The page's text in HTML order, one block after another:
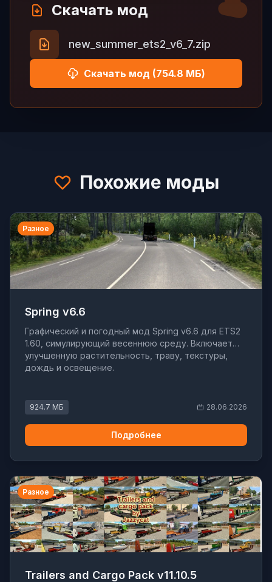
Скачать мод
new_summer_ets2_v6_7.zip
Скачать мод (754.8 МБ)
Похожие моды
Разное
Spring v6.6
Графический и погодный мод Spring v6.6 для ETS2
1.60, симулирующий весеннюю среду. Включает
улучшенную растительность, траву, текстуры,
дождь и освещение.
924.7 МБ 28.06.2026
Подробнее
Разное
Trailers and Cargo Pack v11.10.5